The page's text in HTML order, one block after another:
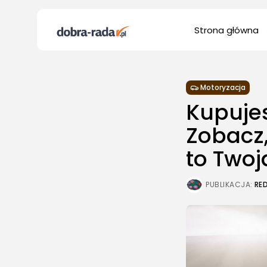
Strona główna
Search
for:
Motoryzacja
to
PUBLIKACJA: